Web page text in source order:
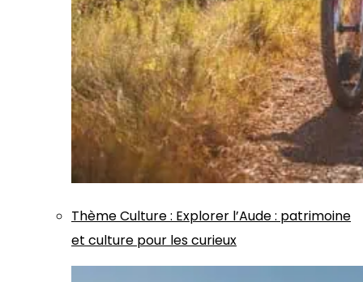
ThèmeCulture: Explorer l’Aude : patrimoine
et culture pour les curieux